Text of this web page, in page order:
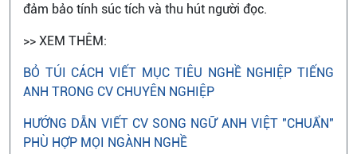
đảm bảo tính súc tích và thu hút người đọc.
>> XEM THÊM:
BỎ TÚI CÁCH VIẾT MỤC TIÊU NGHỀ NGHIỆP TIẾNG
ANH TRONG CV CHUYÊN NGHIỆP
HƯỚNG DẪN VIẾT CV SONG NGỮ ANH VIỆT "CHUẨN"
PHÙ HỢP MỌI NGÀNH NGHỀ